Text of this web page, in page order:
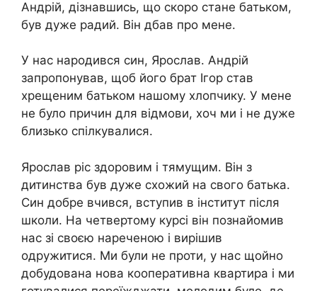
Андрій, дізнавшись, що скоро стане батьком,
був дуже радий. Він дбав про мене.
У нас наpoдився син, Ярослав. Андрій
запропонував, щоб його брат Ігор став
хрещеним батьком нашому хлопчику. У мене
не було причин для відмови, хоч ми і не дуже
близько спілкувалися.
Ярослав ріс здоровим і тямущим. Він з
дитинства був дуже схожий на свого батька.
Син добре вчився, вступив в інститут після
школи. На четвертому курсі він познайомив
нас зі своєю нареченою і вирішив
одружитися. Ми були не проти, у нас щойно
добудована нова кооперативна квартира і ми